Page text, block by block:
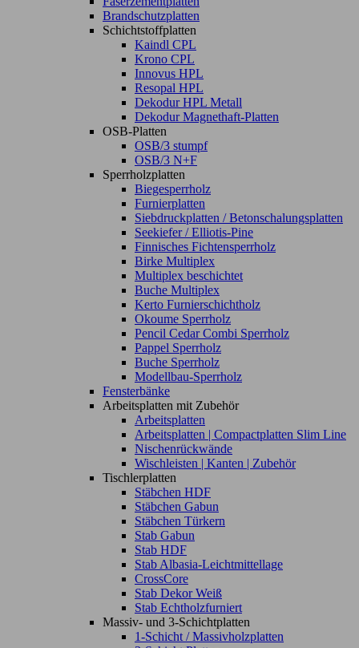
Brandschutzplatten
Schichtstoffplatten
Kaindl CPL
Krono CPL
Innovus HPL
Resopal HPL
Dekodur HPL Metall
Dekodur Magnethaft-Platten
OSB-Platten
OSB/3 stumpf
OSB/3 N+F
Sperrholzplatten
Biegesperrholz
Furnierplatten
Siebdruckplatten / Betonschalungsplatten
Seekiefer / Elliotis-Pine
Finnisches Fichtensperrholz
Birke Multiplex
Multiplex beschichtet
Buche Multiplex
Kerto Furnierschichtholz
Okoume Sperrholz
Pencil Cedar Combi Sperrholz
Pappel Sperrholz
Buche Sperrholz
Modellbau-Sperrholz
Fensterbänke
Arbeitsplatten mit Zubehör
Arbeitsplatten
Arbeitsplatten | Compactplatten Slim Line
Nischenrückwände
Wischleisten | Kanten | Zubehör
Tischlerplatten
Stäbchen HDF
Stäbchen Gabun
Stäbchen Türkern
Stab Gabun
Stab HDF
Stab Albasia-Leichtmittellage
CrossCore
Stab Dekor Weiß
Stab Echtholzfurniert
Massiv- und 3-Schichtplatten
1-Schicht / Massivholzplatten